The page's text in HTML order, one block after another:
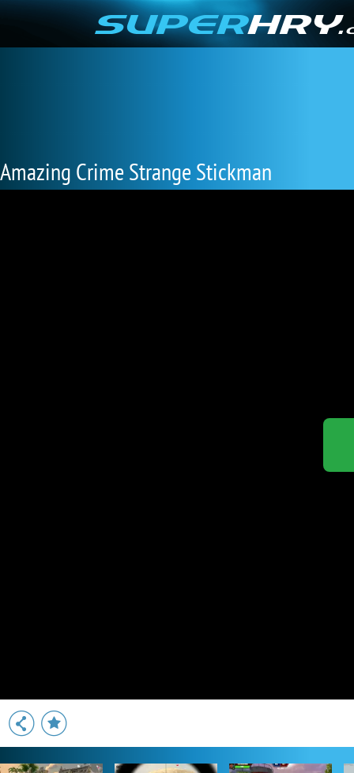
Amazing Crime Strange Stickman